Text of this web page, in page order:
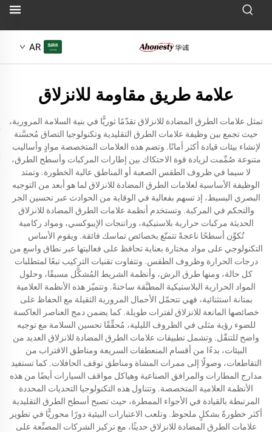
AR
علامة طريق مقاومة للانزلاق
تمثل علامات الطرق المضادة للانزلاق تقدّمًا ثوريًّا في بنية السلامة المرورية،
حيث تجمع بين وظيفة علامات الطرق التقليدية وتكنولوجيا التصاق مُحسَّنة
لإنشاء بيئات قيادة أكثر أمانًا. وتضم هذه العلامات المتخصصة موادٍ وأساليب
متنوعة صُمِّمت لزيادة قوة الاحتكاك بين إطارات المركبات وأسطح الطرق،
لا سيما في ظروف الطقس الصعبة أو المناطق عالية الخطورة. وتمتد
الوظيفة الأساسية لعلامات الطرق المضادة للانزلاق لما هو أبعد من التوجيه
البصري البسيط، إذ تسهم بفعالية في الوقاية من الحوادث عبر تحسين الجر
والتحكم في المركبة. وتستخدم أنظمة علامات الطرق المضادة للانزلاق
الحديثة مركبات حرارية بلاستيكية، وراتنجات الإيبوكسي، ومواد ركامية
تُكوِّن أسطحًا ناعجةً تتمتّع بخصائص تماسك فائقة. ويقوم الأساس
التكنولوجي على مواد مختارة بعناية تحافظ على فعاليتها عبر نطاق واسع من
درجات الحرارة وظروف الطقس. وتتفاوت تقنيات التركيب تبعًا لمتطلبات
كل حالة، ومنها طرق الرش، وأنظمة الشريط المُشكَّل مسبقًا، وحلول
المواد الحرارية البلاستيكية المطبَّقة ساخنةً. وتتميّز هذه الأنظمة العلامية
بمتانة استثنائية، فهي تتحمّل الأحمال المرورية الثقيلة مع الحفاظ على
خصائصها المانعة للانزلاق لفترات طويلة. كما يضمن دمج العناصر العاكسة
للضوء رؤية مثلى في الظروف الليلية، مُحقِّقًا تحسين السلامة مع توجيه
واضح للتنقّل. وتشمل تطبيقات علامات الطرق المضادة للانزلاق العديد من
البيئات، بدءًا من أقسام المنعطفات السريعة ومناطق الاقتراب من
التقاطعات، وصولًا إلى ممرات المشاة ومناطق توقف الحافلات. كما تستفيد
مدارج المطارات والمرافق الصناعية وهياكل مواقف السيارات أيضًا من هذه
الأنظمة العلامية المتخصصة. وتتناول هذه التكنولوجيا التحديات المحددة
المرتبطة بالقيادة في الأجواء الممطرة، حيث تصبح أسطح الطرق التقليدية
أكثر خطورةً بشكلٍ ملحوظ. وتلعب الاعتبارات البيئية دورًا محوريًّا في تطوير
علامات الطرق المضادة للانزلاق حديثًا، مع تركيز الشركات المصنِّعة على